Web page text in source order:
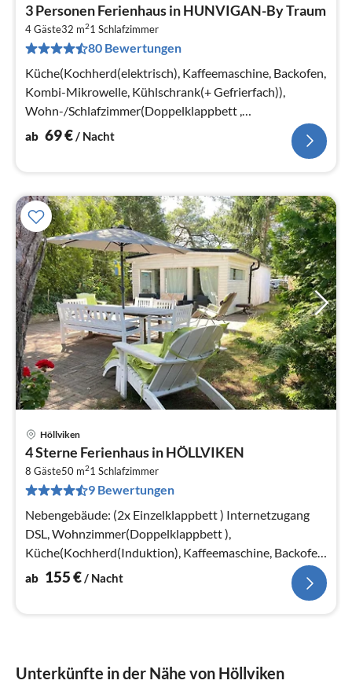
3 Personen Ferienhaus in HUNVIGAN-By Traum
4 Gäste32 m21 Schlafzimmer
80 Bewertungen
Küche(Kochherd(elektrisch), Kaffeemaschine, Backofen,
Kombi-Mikrowelle, Kühlschrank(+ Gefrierfach)),
Wohn-/Schlafzimmer(Doppelklappbett ,
TV(schwedische Fernsehsender))
ab 69€/ Nacht
Höllviken
4 Sterne Ferienhaus in HÖLLVIKEN
8 Gäste50 m21 Schlafzimmer
9 Bewertungen
Nebengebäude: (2x Einzelklappbett ) Internetzugang
DSL, Wohnzimmer(Doppelklappbett ),
Küche(Kochherd(Induktion), Kaffeemaschine, Backofen,
Kühl-/Gefrierkombination)
ab 155€/ Nacht
Unterkünfte in der Nähe von Höllviken